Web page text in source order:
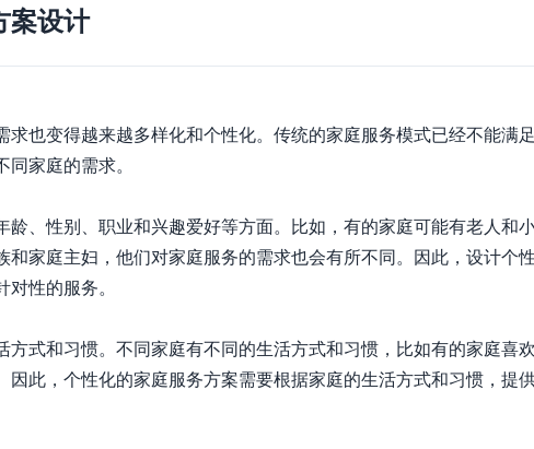
案设计
也变得越来越多样化和个性化。传统的家庭服务模式已经不能满
家庭的需求。
、性别、职业和兴趣爱好等方面。比如，有的家庭可能有老人和
家庭主妇，他们对家庭服务的需求也会有所不同。因此，设计个
性的服务。
式和习惯。不同家庭有不同的生活方式和习惯，比如有的家庭喜
此，个性化的家庭服务方案需要根据家庭的生活方式和习惯，提